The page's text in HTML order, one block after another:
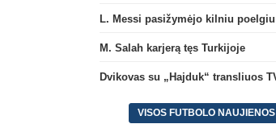
M. Salah karjerą tęs Turkijoje
VISOS FUTBOLO NAUJIENOS